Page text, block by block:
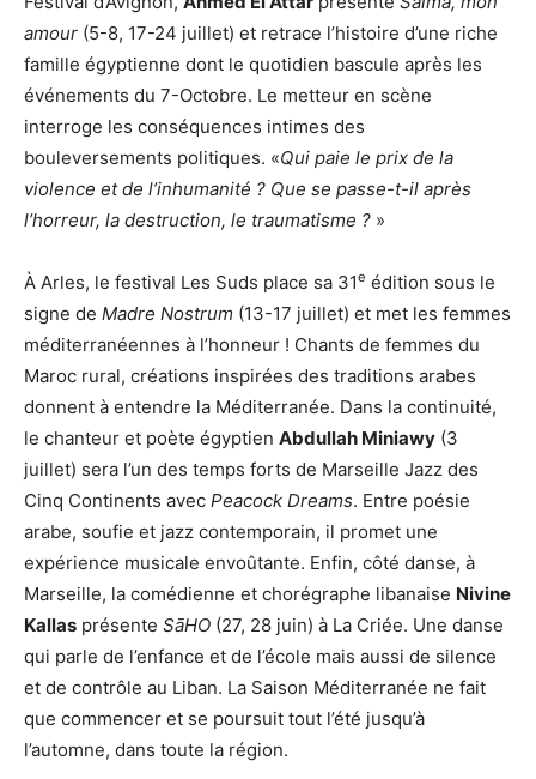
amour (5-8, 17-24 juillet) et retrace l’histoire d’une riche
famille égyptienne dont le quotidien bascule après les
événements du 7-Octobre. Le metteur en scène
interroge les conséquences intimes des
bouleversements politiques. «Qui paie le prix de la
violence et de l’inhumanité ? Que se passe-t-il après
l’horreur, la destruction, le traumatisme ? »
À Arles, le festival Les Suds place sa 31e édition sous le
signe de Madre Nostrum (13-17 juillet) et met les femmes
méditerranéennes à l’honneur ! Chants de femmes du
Maroc rural, créations inspirées des traditions arabes
donnent à entendre la Méditerranée. Dans la continuité,
le chanteur et poète égyptien Abdullah Miniawy (3
juillet) sera l’un des temps forts de Marseille Jazz des
Cinq Continents avec Peacock Dreams. Entre poésie
arabe, soufie et jazz contemporain, il promet une
expérience musicale envoûtante. Enfin, côté danse, à
Marseille, la comédienne et chorégraphe libanaise Nivine
Kallas présente SāHO (27, 28 juin) à La Criée. Une danse
qui parle de l’enfance et de l’école mais aussi de silence
et de contrôle au Liban. La Saison Méditerranée ne fait
que commencer et se poursuit tout l’été jusqu’à
l’automne, dans toute la région.